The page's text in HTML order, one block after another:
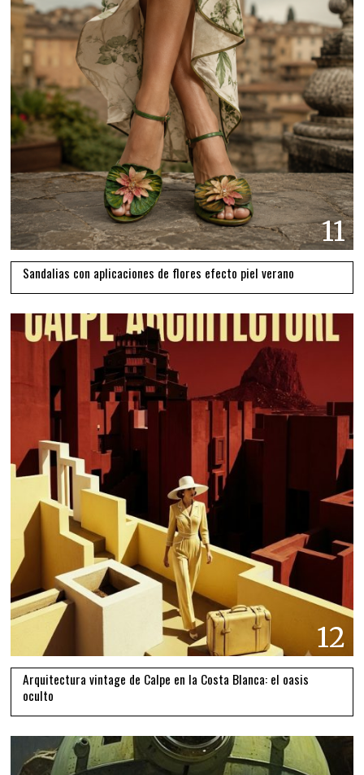
11
Sandalias con aplicaciones de flores efecto piel verano
12
Arquitectura vintage de Calpe en la Costa Blanca: el oasis
oculto